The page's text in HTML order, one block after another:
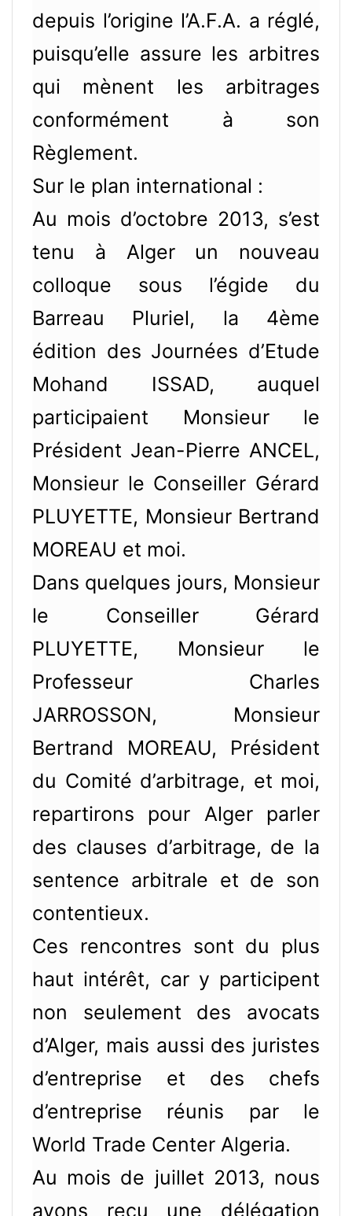
depuis l’origine l’A.F.A. a réglé,
puisqu’elle assure les arbitres
qui mènent les arbitrages
conformément à son
Règlement.
Sur le plan international :
Au mois d’octobre 2013, s’est
tenu à Alger un nouveau
colloque sous l’égide du
Barreau Pluriel, la 4ème
édition des Journées d’Etude
Mohand ISSAD, auquel
participaient Monsieur le
Président Jean-Pierre ANCEL,
Monsieur le Conseiller Gérard
PLUYETTE, Monsieur Bertrand
MOREAU et moi.
Dans quelques jours, Monsieur
le Conseiller Gérard
PLUYETTE, Monsieur le
Professeur Charles
JARROSSON, Monsieur
Bertrand MOREAU, Président
du Comité d’arbitrage, et moi,
repartirons pour Alger parler
des clauses d’arbitrage, de la
sentence arbitrale et de son
contentieux.
Ces rencontres sont du plus
haut intérêt, car y participent
non seulement des avocats
d’Alger, mais aussi des juristes
d’entreprise et des chefs
d’entreprise réunis par le
World Trade Center Algeria.
Au mois de juillet 2013, nous
avons reçu une délégation